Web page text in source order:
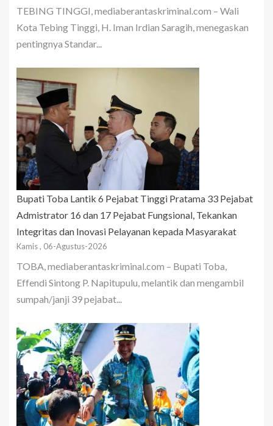
TEBING TINGGI, mediaberantaskriminal.com – Wali
Kota Tebing Tinggi, H. Iman Irdian Saragih, menegaskan
pentingnya Standar...
Bupati Toba Lantik 6 Pejabat Tinggi Pratama 33 Pejabat
Admistrator 16 dan 17 Pejabat Fungsional, Tekankan
Integritas dan Inovasi Pelayanan kepada Masyarakat
Kamis , 06-Agustus-2026
TOBA, mediaberantaskriminal.com – Bupati Toba,
Effendi Sintong P. Napitupulu, melantik dan mengambil
sumpah/janji 39 pejabat...